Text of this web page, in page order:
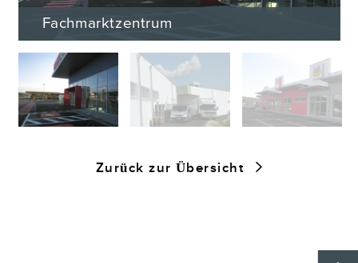
Fachmarktzentrum
Zurück zur Übersicht